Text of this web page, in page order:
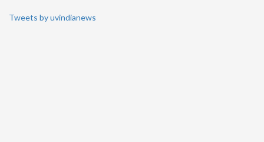
Tweets by uvindianews